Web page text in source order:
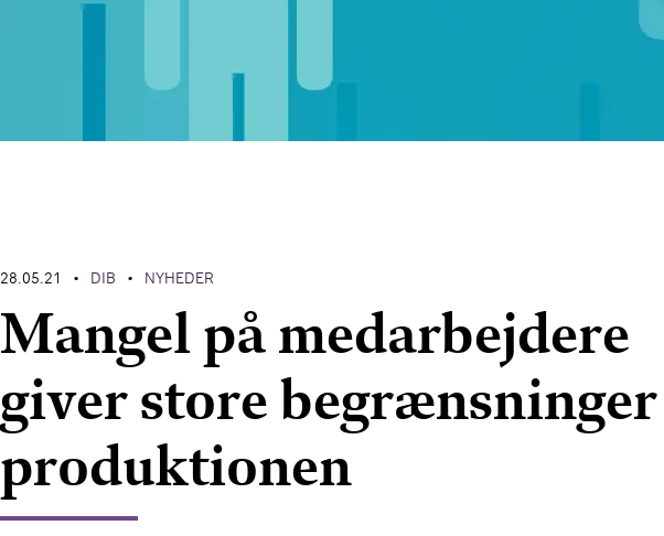
28.05.21 • DIB • NYHEDER
Mangel på medarbejdere
giver store
produktionen